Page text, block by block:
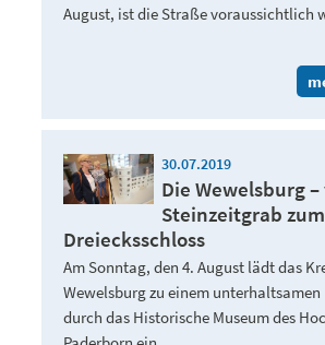
August, ist die Straße voraussichtlich
30.07.2019
Die Wewelsburg –
Steinzeitgrab zum
Dreiecksschloss
Am Sonntag, den 4. August lädt das
Wewelsburg zu einem
durch das Historische Museum des